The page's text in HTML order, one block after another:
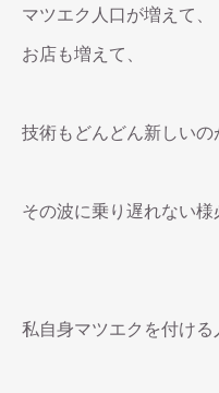
マツエク人口が増えて、
お店も増えて、
技術もどんどん新しいの
その波に乗り遅れない
私自身マツエクを付ける